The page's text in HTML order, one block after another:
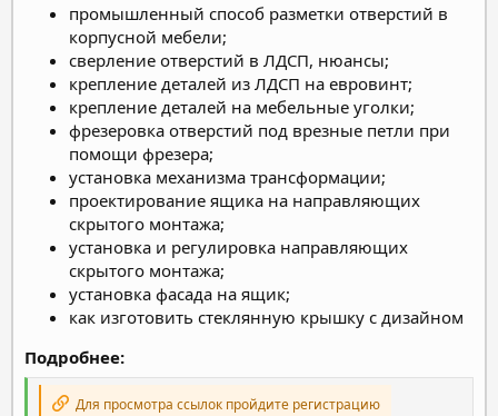
промышленный способ разметки отверстий в
корпусной мебели;
сверление отверстий в ЛДСП, нюансы;
крепление деталей из ЛДСП на евровинт;
крепление деталей на мебельные уголки;
фрезеровка отверстий под врезные петли при
помощи фрезера;
установка механизма трансформации;
проектирование ящика на направляющих
скрытого монтажа;
установка и регулировка направляющих
скрытого монтажа;
установка фасада на ящик;
как изготовить стеклянную крышку с дизайном
Подробнее:
Для просмотра ссылок пройдите регистрацию